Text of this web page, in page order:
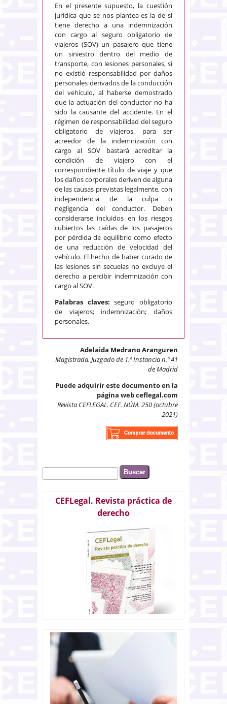
En el presente supuesto, la cuestión
jurídica que se nos plantea es la de si
tiene derecho a una indemnización
con cargo al seguro obligatorio de
viajeros (SOV) un pasajero que tiene
un siniestro dentro del medio de
transporte, con lesiones personales, si
no existió responsabilidad por daños
personales derivados de la conducción
del vehículo, al haberse demostrado
que la actuación del conductor no ha
sido la causante del accidente. En el
régimen de responsabilidad del seguro
obligatorio de viajeros, para ser
acreedor de la indemnización con
cargo al SOV bastará acreditar la
condición de viajero con el
correspondiente título de viaje y que
los daños corporales deriven de alguna
de las causas previstas legalmente, con
independencia de la culpa o
negligencia del conductor. Deben
considerarse incluidos en los riesgos
cubiertos las caídas de los pasajeros
por pérdida de equilibrio como efecto
de una reducción de velocidad del
vehículo. El hecho de haber curado de
las lesiones sin secuelas no excluye el
derecho a percibir indemnización con
cargo al SOV.
Palabras claves:seguro obligatorio
de viajeros; indemnización; daños
personales.
Adelaida Medrano Aranguren
Magistrada. Juzgado de 1.ª Instancia n.º 41
de Madrid
Puede adquirir este documento en la
página web ceflegal.com
Revista CEFLEGAL. CEF. NÚM. 250 (octubre
2021)
Formulario de búsqueda
Buscar
CEFLegal. Revista práctica de
derecho